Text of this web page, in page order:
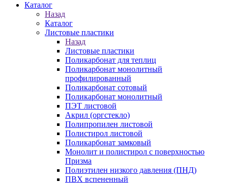
Каталог
Назад
Каталог
Листовые пластики
Назад
Листовые пластики
Поликарбонат для теплиц
Поликарбонат монолитный
профилированный
Поликарбонат сотовый
Поликарбонат монолитный
ПЭТ листовой
Акрил (оргстекло)
Полипропилен листовой
Полистирол листовой
Поликарбонат замковый
Монолит и полистирол с поверхностью
Призма
Полиэтилен низкого давления (ПНД)
ПВХ вспененный